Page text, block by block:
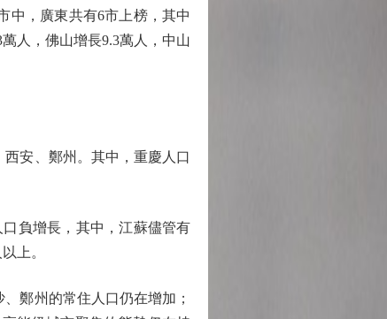
中，廣東共有6市上榜，其中
人，佛山增長9.3萬人，中山
安、鄭州。其中，重慶人口
負增長，其中，江蘇儘管有
上。
鄭州的常住人口仍在增加；